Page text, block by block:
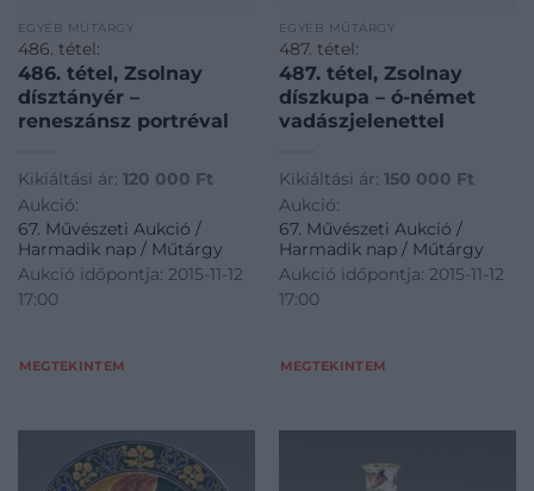
EGYÉB MŰTÁRGY
486. tétel:
486. tétel, Zsolnay
dísztányér –
reneszánsz portréval
Kikiáltási ár: 120 000 Ft
Aukció:
67. Művészeti Aukció /
Harmadik nap / Műtárgy
Aukció időpontja: 2015-11-12
17:00
MEGTEKINTEM
EGYÉB MŰTÁRGY
487. tétel:
487. tétel, Zsolnay
díszkupa – ó-német
vadászjelenettel
Kikiáltási ár: 150 000 Ft
Aukció:
67. Művészeti Aukció /
Harmadik nap / Műtárgy
Aukció időpontja: 2015-11-12
17:00
MEGTEKINTEM